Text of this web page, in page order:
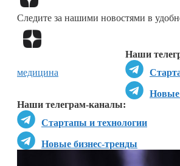
Следите за нашими новостями в
Наши
Новые
Наши телеграм-каналы:
Стартапы и технологии
Новые бизнес-тренды
медицина